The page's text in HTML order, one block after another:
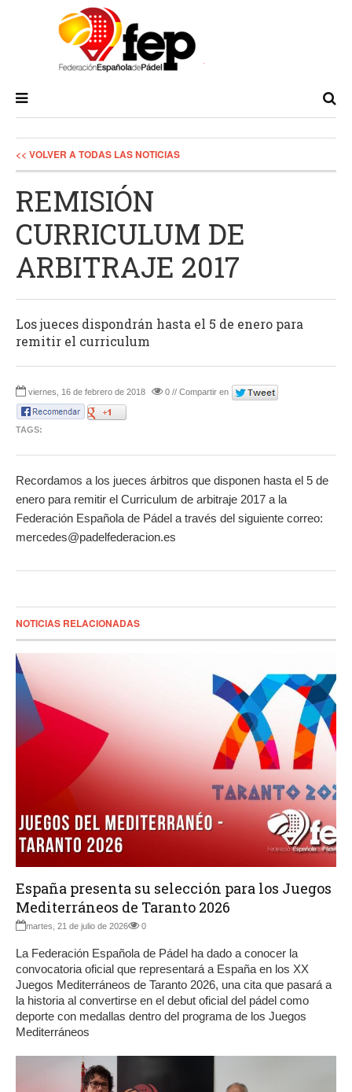
<< VOLVER A TODAS LAS NOTICIAS
REMISIÓN
CURRICULUM DE
ARBITRAJE 2017
Los jueces dispondrán hasta el 5 de enero para
remitir el curriculum
viernes, 16 de febrero de 2018 0 // Compartir en
TAGS:
Recordamos a los jueces árbitros que disponen hasta el 5 de
enero para remitir el Curriculum de arbitraje 2017 a la
Federación Española de Pádel a través del siguiente correo:
mercedes@padelfederacion.es
NOTICIAS RELACIONADAS
España presenta su selección para los Juegos
Mediterráneos de Taranto 2026
martes, 21 de julio de 2026 0
La Federación Española de Pádel ha dado a conocer la
convocatoria oficial que representará a España en los XX
Juegos Mediterráneos de Taranto 2026, una cita que pasará a
la historia al convertirse en el debut oficial del pádel como
deporte con medallas dentro del programa de los Juegos
Mediterráneos